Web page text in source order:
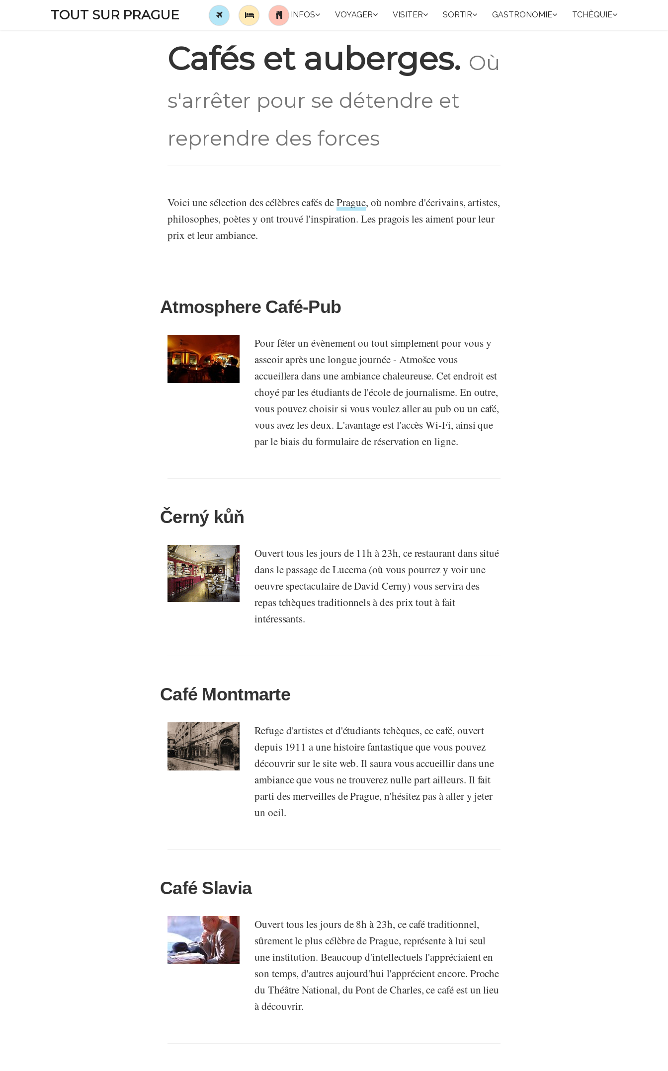
TOUT SUR PRAGUE INFOS VOYAGER VISITER SORTIR GASTRONOMIE TCHÈQUIE
Cafés et auberges. Où
s'arrêter pour se détendre et
reprendre des forces
Voici une sélection des célèbres cafés dePrague, où nombre d'écrivains, artistes,
philosophes, poètes y ont trouvé l'inspiration. Les pragois les aiment pour leur
prix et leur ambiance.
Atmosphere Café-Pub
Pour fêter un évènement ou tout simplement pour vous y
asseoir après une longue journée - Atmošce vous
accueillera dans une ambiance chaleureuse. Cet endroit est
choyé par les étudiants de l'école de journalisme. En outre,
vous pouvez choisir si vous voulez aller au pub ou un café,
vous avez les deux. L'avantage est l'accès Wi-Fi, ainsi que
par le biais du formulaire de réservation en ligne.
Černý kůň
Ouvert tous les jours de 11h à 23h, ce restaurant dans situé
dans le passage de Lucerna (où vous pourrez y voir une
oeuvre spectaculaire de David Cerny) vous servira des
repas tchèques traditionnels à des prix tout à fait
intéressants.
Café Montmarte
Refuge d'artistes et d'étudiants tchèques, ce café, ouvert
depuis 1911 a une histoire fantastique que vous pouvez
découvrir sur le site web. Il saura vous accueillir dans une
ambiance que vous ne trouverez nulle part ailleurs. Il fait
parti des merveilles de Prague, n'hésitez pas à aller y jeter
un oeil.
Café Slavia
Ouvert tous les jours de 8h à 23h, ce café traditionnel,
sûrement le plus célèbre de Prague, représente à lui seul
une institution. Beaucoup d'intellectuels l'appréciaient en
son temps, d'autres aujourd'hui l'apprécient encore. Proche
du Théâtre National, du Pont de Charles, ce café est un lieu
à découvrir.